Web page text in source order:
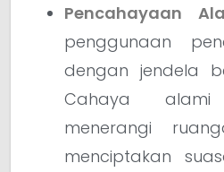
Pencahayaan
penggunaan
dengan jendela
Cahaya
menerangi
menciptakan